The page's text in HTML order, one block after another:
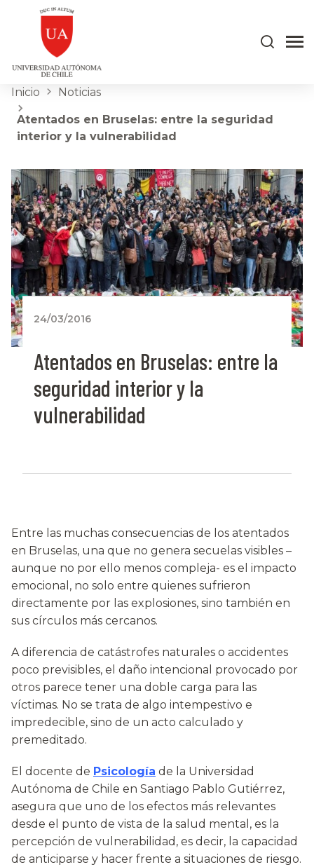
Inicio Noticias
Atentados en Bruselas: entre la seguridad
interior y la vulnerabilidad
24/03/2016
Atentados en Bruselas: entre la
seguridad interior y la
vulnerabilidad
Entre las muchas consecuencias de los atentados
en Bruselas, una que no genera secuelas visibles –
aunque no por ello menos compleja- es el impacto
emocional, no solo entre quienes sufrieron
directamente por las explosiones, sino también en
sus círculos más cercanos.
A diferencia de catástrofes naturales o accidentes
poco previsibles, el daño intencional provocado por
otros parece tener una doble carga para las
víctimas. No se trata de algo intempestivo e
impredecible, sino de un acto calculado y
premeditado.
El docente de Psicología de la Universidad
Autónoma de Chile en Santiago Pablo Gutiérrez,
asegura que uno de los efectos más relevantes
desde el punto de vista de la salud mental, es la
percepción de vulnerabilidad, es decir, la capacidad
de anticiparse y hacer frente a situaciones de riesgo.